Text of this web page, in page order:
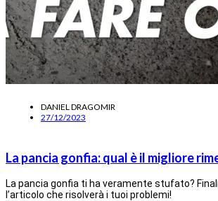
DANIEL DRAGOMIR
27/12/2023
La pancia gonfia: qual è il migliore
La pancia gonfia ti ha veramente stufato?
l’articolo che risolverà i tuoi problemi!